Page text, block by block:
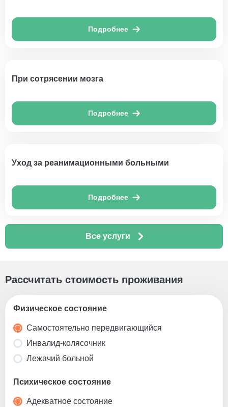
Подробнее
При сотрясении мозга
Подробнее
Уход за реанимационными больными
Подробнее
Все услуги
Рассчитать стоимость проживания
Физическое состояние
Самостоятельно передвигающийся
Инвалид-колясочник
Лежачий больной
Психическое состояние
Адекватное состояние